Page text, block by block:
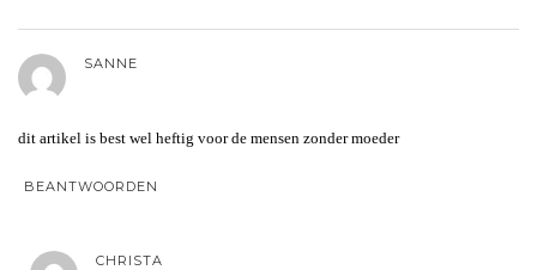
SANNE
dit artikel is best wel heftig voor de mensen zonder moeder
BEANTWOORDEN
CHRISTA